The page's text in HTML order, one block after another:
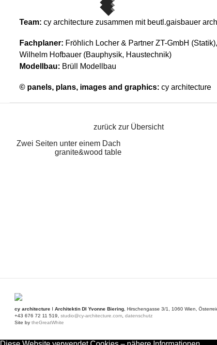
Team: cy architecture zusammen mit beutl.gaisbauer
Fachplaner: Fröhlich Locher & Partner ZT-GmbH
Wilhelm Hofbauer (Bauphysik, Haustechnik)
Modellbau: Brüll Modellbau
© panels, plans, images and graphics: cy architecture
zurück zur Übersicht
Zwei Seiten unter einem Dach
granite&wood table
cy architecture I Architektin DI Yvonne Biering , Hirschengasse 3/1, 1060 Wien,
+43 676 72 11 519, studio@cy-architecture.com datenschutz
Site by theGreatWhite